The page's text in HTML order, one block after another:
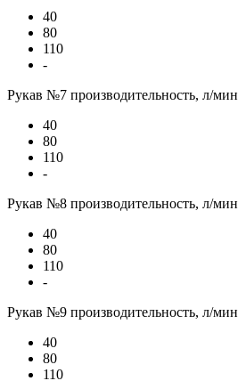
40
80
110
-
Рукав №7 производительность, л/мин
40
80
110
-
Рукав №8 производительность, л/мин
40
80
110
-
Рукав №9 производительность, л/мин
40
80
110